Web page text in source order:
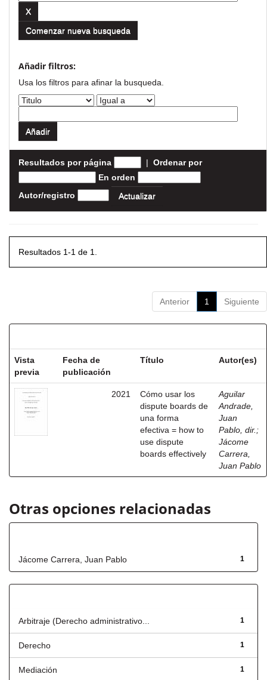
Comenzar nueva busqueda
Añadir filtros:
Usa los filtros para afinar la busqueda.
Resultados por página | Ordenar por
En orden
Autor/registro
Resultados 1-1 de 1.
Anterior 1 Siguiente
Vista
previa
Fecha de
publicación
Título Autor(es)
2021
Cómo usar los
dispute boards de
una forma
efectiva = how to
use dispute
boards effectively
Aguilar
Andrade,
Juan
Pablo, dir. ;
Jácome
Carrera,
Juan Pablo
Otras opciones relacionadas
1
Jácome Carrera, Juan Pablo
1
Arbitraje (Derecho administrativo...
1
Derecho
1
Mediación